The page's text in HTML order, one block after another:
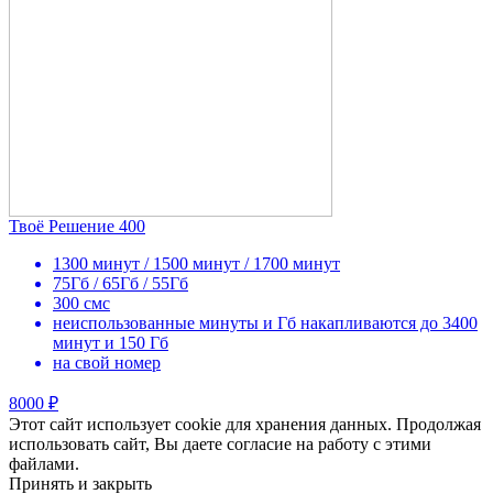
Твоё Решение 400
1300 минут / 1500 минут / 1700 минут
75Гб / 65Гб / 55Гб
300 смс
неиспользованные минуты и Гб накапливаются до 3400
минут и 150 Гб
на свой номер
8000 ₽
Этот сайт использует cookie для хранения данных. Продолжая
использовать сайт, Вы даете согласие на работу с этими
файлами.
Принять и закрыть